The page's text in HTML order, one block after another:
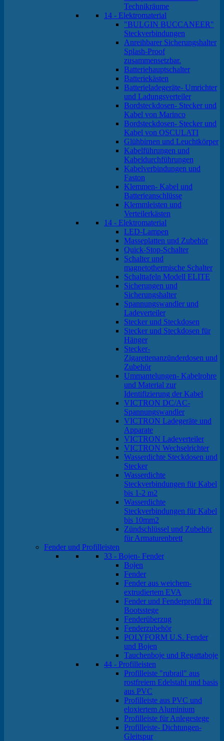
Technikräume
14 - Elektromaterial
"BULGIN BUCCANEER"
Steckverbindungen
Anreihbarer Sicherungshalter
Splash-Proof
zusammensetzbar.
Batteriehauptschalter
Batteriekästen
Batterieladegeräte- Umrichter
und Ladungsverteiler
Bordsteckdosen- Stecker und
Kabel von Marinco
Bordsteckdosen- Stecker und
Kabel von OSCULATI
Glühbirnen und Leuchtkörper
Kabelführungen und
Kabeldurchführungen
Kabelverbindungen und
Faston
Klemmen- Kabel und
Batterieanschlüsse
Klemmleisten und
Verteilerkästen
14 - Elektromaterial
LED-Lampen
Masseplatten und Zubehör
Quick-Stop-Schalter
Schalter und
magnetothermische Schalter
Schalttafeln Modell ELITE
Sicherungen und
Sicherungshalter
Spannungswandler und
Ladeverteiler
Stecker und Steckdosen
Stecker und Steckdosen für
Hänger
Stecker-
Zigarettenanzünderdosen und
Zubehör
Ummantelungen- Kabelrohre
und Material zur
Identifizierung der Kabel
VICTRON DC/AC-
Spannungswandler
VICTRON Ladegeräte und
Apparate
VICTRON Ladeverteiler
VICTRON Wechselrichter
Wasserdichte Steckdosen und
Stecker
Wasserdichte
Steckverbindungen für Kabel
bis 1-2 m2
Wasserdichte
Steckverbindungen für Kabel
bis 10mm2
Zündschlüssel und Zubehör
für Armaturenbrett
Fender und Profilleisten
33 - Bojen- Fender
Bojen
Fender
Fender aus weichem-
extrudiertem EVA
Fender und Fenderprofil für
Bootsstege
Fenderüberzug
Fenderzubehör
POLYFORM U.S. Fender
und Bojen
Tauchenboje und Regattaboje
44 - Profilleisten
Profilleiste "rubrail" aus
rostfreiem Edelstahl und basis
aus PVC
Profilleiste aus PVC und
eloxiertem Aluminium
Profilleiste für Anlegestege
Profilleiste- Dichtungen-
Gleitspur